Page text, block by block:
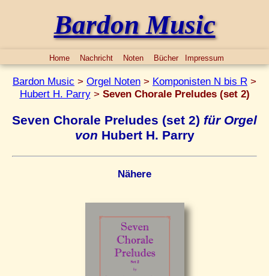
Bardon Music
Home Nachricht Noten Bücher Impressum
Bardon Music > Orgel Noten > Komponisten N bis R >
Hubert H. Parry> Seven Chorale Preludes (set 2)
Seven Chorale Preludes (set 2) für Orgel
von Hubert H. Parry
Nähere